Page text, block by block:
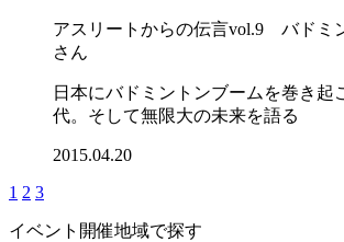
アスリートからの伝言vol.9 バドミ
さん
日本にバドミントンブームを巻き起
代。そして無限大の未来を語る
2015.04.20
1 2 3
イベント開催地域で探す